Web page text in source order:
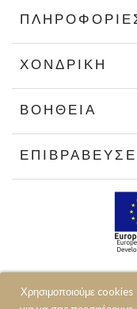
Χρησιμοποιούμε cookies
ΧΟΝΔΡΙΚΉ
ΒΟΉΘΕΙΑ